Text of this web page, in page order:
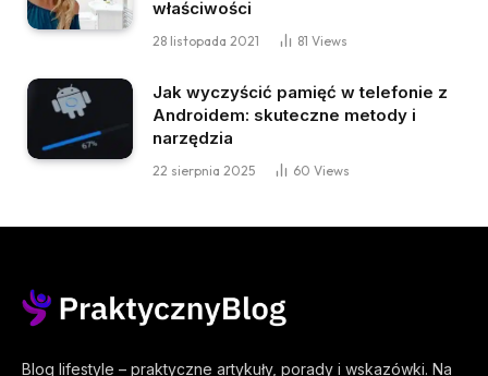
właściwości
28 listopada 2021 81 Views
Jak wyczyścić pamięć w telefonie z
Androidem: skuteczne metody i
narzędzia
22 sierpnia 2025 60 Views
Blog lifestyle – praktyczne artykuły, porady i wskazówki. Na